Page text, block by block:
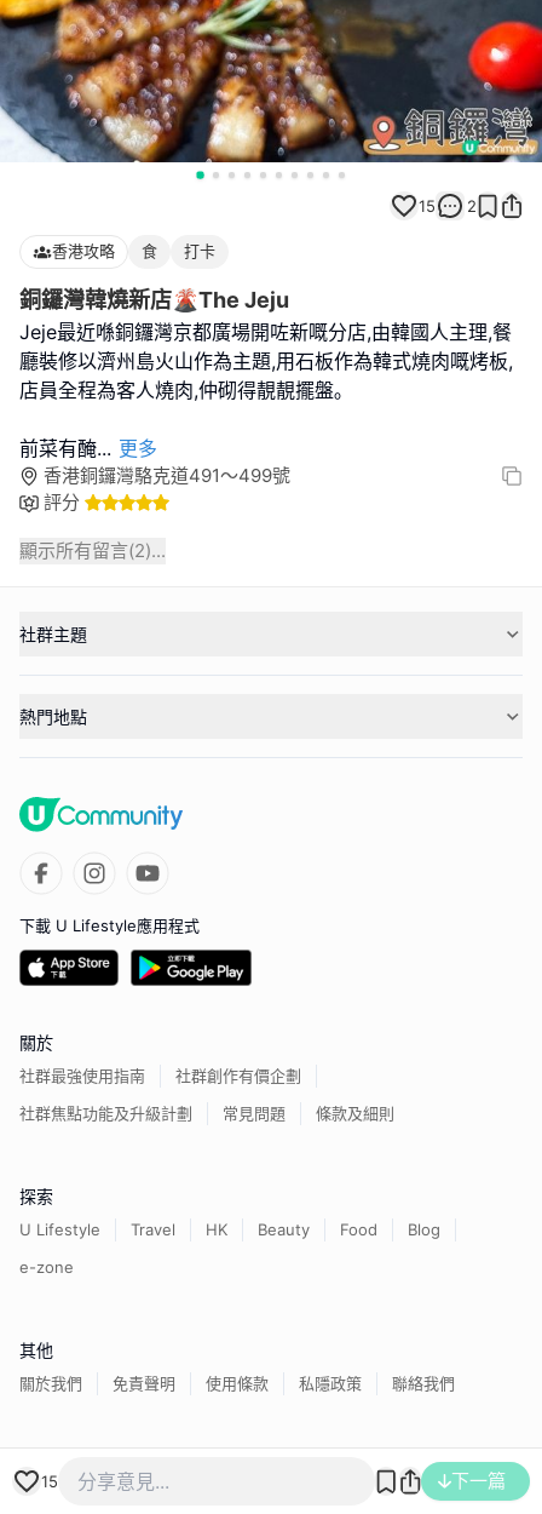
15 2
香港攻略 食 打卡
銅鑼灣韓燒新店🌋The Jeju
Jeje最近喺銅鑼灣京都廣場開咗新嘅分店,由韓國人主理,餐
廳裝修以濟州島火山作為主題,用石板作為韓式燒肉嘅烤板,
店員全程為客人燒肉,仲砌得靚靚擺盤｡
前菜有醃... 更多
香港銅鑼灣駱克道491～499號
評分
顯示所有留言(2)...
15 下一篇
社群主題
熱門地點
下載 U Lifestyle應用程式
關於
社群最強使用指南
社群創作有價企劃
社群焦點功能及升級計劃
常見問題 條款及細則
探索
U Lifestyle Travel HK Beauty Food
Blog
e-zone
其他
關於我們 免責聲明 使用條款 私隱政策 聯絡我們
香港經濟日報版權所有©